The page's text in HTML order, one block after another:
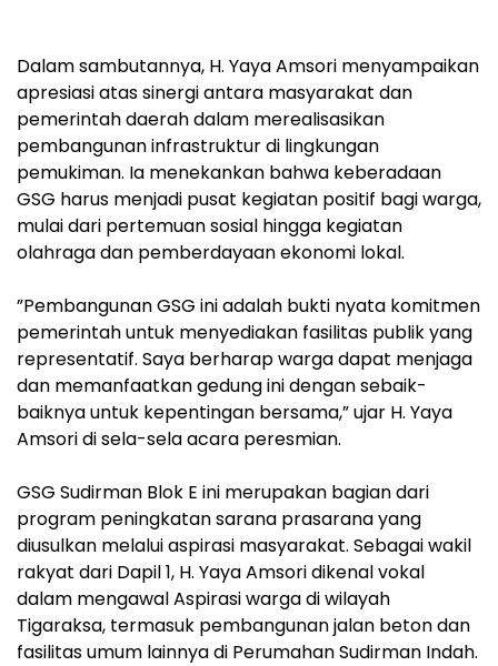
‎Dalam sambutannya, H. Yaya Amsori menyampaikan
apresiasi atas sinergi antara masyarakat dan
pemerintah daerah dalam merealisasikan
pembangunan infrastruktur di lingkungan
pemukiman. Ia menekankan bahwa keberadaan
GSG harus menjadi pusat kegiatan positif bagi warga,
mulai dari pertemuan sosial hingga kegiatan
olahraga dan pemberdayaan ekonomi lokal.
‎”Pembangunan GSG ini adalah bukti nyata komitmen
pemerintah untuk menyediakan fasilitas publik yang
representatif. Saya berharap warga dapat menjaga
dan memanfaatkan gedung ini dengan sebaik-
baiknya untuk kepentingan bersama,” ujar H. Yaya
Amsori di sela-sela acara peresmian.
‎GSG Sudirman Blok E ini merupakan bagian dari
program peningkatan sarana prasarana yang
diusulkan melalui aspirasi masyarakat. Sebagai wakil
rakyat dari Dapil 1, H. Yaya Amsori dikenal vokal
dalam mengawal Aspirasi warga di wilayah
Tigaraksa, termasuk pembangunan jalan beton dan
fasilitas umum lainnya di Perumahan Sudirman Indah.